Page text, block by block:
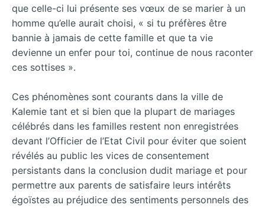
que celle-ci lui présente ses vœux de se marier à un
homme qu’elle aurait choisi, « si tu préfères être
bannie à jamais de cette famille et que ta vie
devienne un enfer pour toi, continue de nous raconter
ces sottises ».
Ces phénomènes sont courants dans la ville de
Kalemie tant et si bien que la plupart de mariages
célébrés dans les familles restent non enregistrées
devant l’Officier de l’Etat Civil pour éviter que soient
révélés au public les vices de consentement
persistants dans la conclusion dudit mariage et pour
permettre aux parents de satisfaire leurs intérêts
égoïstes au préjudice des sentiments personnels des